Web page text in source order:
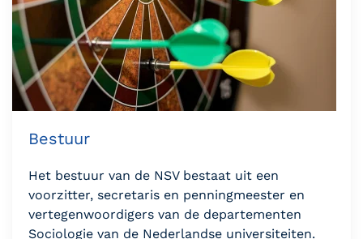
Bestuur
Het bestuur van de NSV bestaat uit een
voorzitter, secretaris en penningmeester en
vertegenwoordigers van de departementen
Sociologie van de Nederlandse universiteiten.